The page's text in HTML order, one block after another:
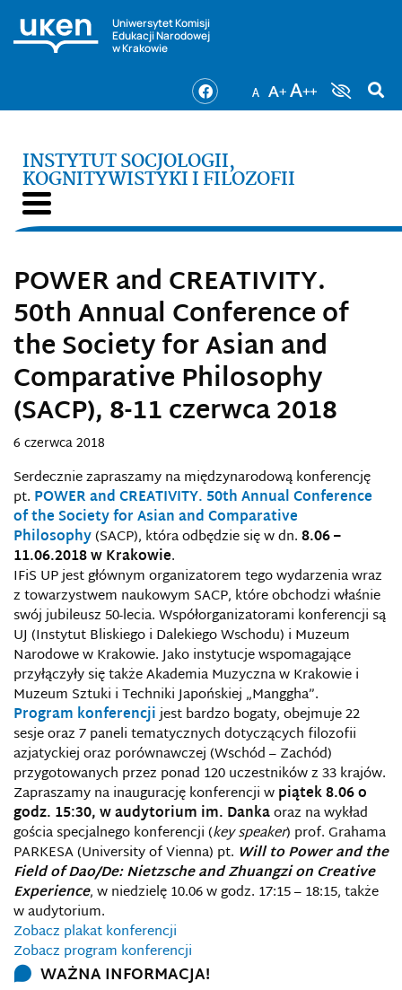
Uniwersytet Komisji
Edukacji Narodowej
w Krakowie
INSTYTUT SOCJOLOGII,
KOGNITYWISTYKI I FILOZOFII
POWER and CREATIVITY.
50th Annual Conference of
the Society for Asian and
Comparative Philosophy
(SACP), 8-11 czerwca 2018
6 czerwca 2018
Serdecznie zapraszamy na międzynarodową konferencję
pt. POWER and CREATIVITY. 50th Annual Conference
of the Society for Asian and Comparative
Philosophy(SACP), która odbędzie się w dn.8.06 –
11.06.2018 w Krakowie.
IFiS UP jest głównym organizatorem tego wydarzenia wraz
z towarzystwem naukowym SACP, które obchodzi właśnie
swój jubileusz 50-lecia. Współorganizatorami konferencji są
UJ (Instytut Bliskiego i Dalekiego Wschodu) i Muzeum
Narodowe w Krakowie. Jako instytucje wspomagające
przyłączyły się także Akademia Muzyczna w Krakowie i
Muzeum Sztuki i Techniki Japońskiej „Manggha”.
Program konferencjijest bardzo bogaty, obejmuje 22
sesje oraz 7 paneli tematycznych dotyczących filozofii
azjatyckiej oraz porównawczej (Wschód – Zachód)
przygotowanych przez ponad 120 uczestników z 33 krajów.
Zapraszamy na inaugurację konferencji wpiątek 8.06 o
godz. 15:30, w audytorium im. Dankaoraz na wykład
gościa specjalnego konferencji (key speaker) prof. Grahama
PARKESA (University of Vienna) pt. Will to Power and the
Field of Dao/De: Nietzsche and Zhuangzi on Creative
Experience, w niedzielę 10.06 w godz. 17:15 – 18:15, także
w audytorium.
Zobacz plakat konferencji
Zobacz program konferencji
WAŻNA INFORMACJA!